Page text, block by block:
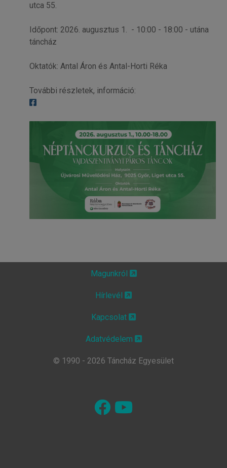
utca 55.
Időpont: 2026. augusztus 1. - 10:00 - 18:00 - utána
táncház
Oktatók: Antal Áron és Antal-Horti Réka
További részletek, információ:
Magunkról
Hírlevél
Kapcsolat
Adatvédelem
© 1990 - 2026 Táncház Egyesület